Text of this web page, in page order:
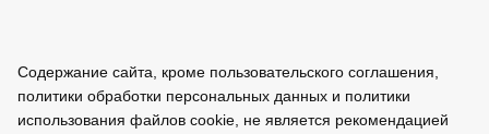
Содержание сайта, кроме пользовательского соглашения,
политики обработки персональных данных и политики
использования файлов cookie, не является рекомендацией